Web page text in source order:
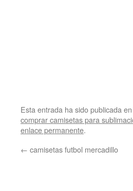
Esta entrada ha sido publicada en
comprar camisetas para
enlace permanente.
← camisetas futbol mercadillo